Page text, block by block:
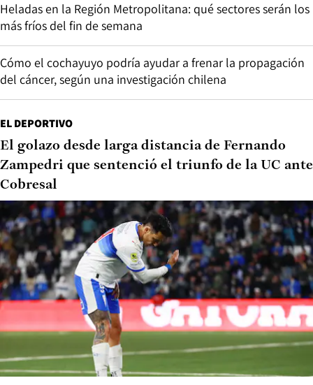
Heladas en la Región Metropolitana: qué sectores serán los
más fríos del fin de semana
Cómo el cochayuyo podría ayudar a frenar la propagación
del cáncer, según una investigación chilena
EL DEPORTIVO
El golazo desde larga distancia de Fernando
Zampedri que sentenció el triunfo de la UC ante
Cobresal